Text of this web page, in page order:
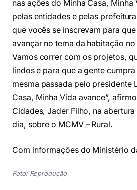
nas ações do Minha Casa, Minha
pelas entidades e pelas
que vocês se inscrevam para
avançar no tema da habitação
Vamos correr com os projetos,
lindos e para que a gente
mesma passada pelo presidente
Casa, Minha Vida avance”,
Cidades, Jader Filho, na
dia, sobre o MCMV – Rural.
Com informações do Ministério
Foto: Reprodução